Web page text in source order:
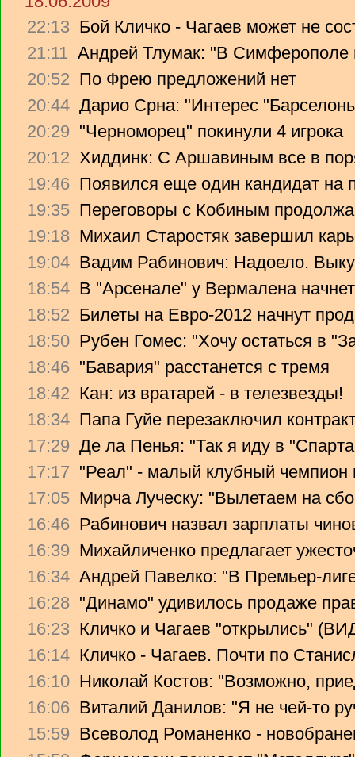
22:13 Бой Кличко - Чагаев может не
21:11 Андрей Тлумак: "В Симферополе
20:52 По Фрею предложений нет
20:44 Дарио Срна: "Интерес
20:29 "Черноморец" покинули 4 игрока
20:12 Хиддинк: С Аршавиным все в
19:46 Появился еще один кандидат на
19:35 Переговоры с Кобиным
19:18 Михаил Старостяк завершил
19:04 Вадим Рабинович: Надоело.
18:54 В "Арсенале" у Вермалена
18:52 Билеты на Евро-2012 начнут
18:50 Рубен Гомес: "Хочу остаться в
18:46 "Бавария" расстанется с тремя
18:42 Кан: из вратарей - в телезвезды!
18:34 Папа Гуйе перезаключил
17:29 Де ла Пенья: "Так я иду в
17:17 "Реал" - малый клубный чемпион
17:05 Мирча Луческу: "Вылетаем на
16:46 Рабинович назвал зарплаты
16:39 Михайличенко предлагает
16:34 Андрей Павелко: "В Премьер-
16:28 "Динамо" удивилось продаже
16:23 Кличко и Чагаев "открылись"
16:14 Кличко - Чагаев. Почти по
16:10 Николай Костов: "Возможно,
16:06 Виталий Данилов: "Я не чей-то
15:59 Всеволод Романенко -